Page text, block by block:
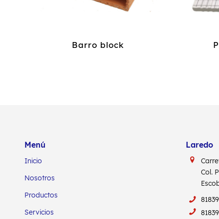
Barro block
Menú
Inicio
Nosotros
Productos
Servicios
Laredo
Col.